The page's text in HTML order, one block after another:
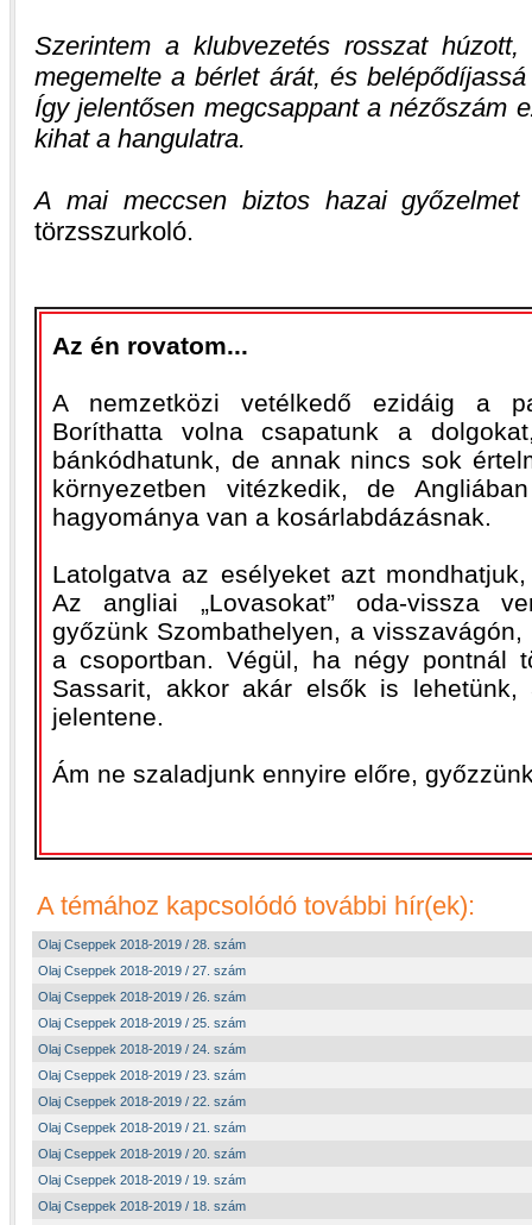
Szerintem a klubvezetés rosszat
megemelte a bérlet árát, és
Így jelentősen megcsappant a nézőszám
kihat a hangulatra.
A mai meccsen biztos hazai győzelmet
törzsszurkoló.
Az én rovatom...
A nemzetközi vetélkedő ezidáig a
Boríthatta volna csapatunk a
bánkódhatunk, de annak nincs sok
környezetben vitézkedik, de
hagyománya van a kosárlabdázásnak.
Latolgatva az esélyeket azt
Az angliai „Lovasokat” oda-vissza
győzünk Szombathelyen, a
a csoportban. Végül, ha négy pontnál
Sassarit, akkor akár elsők is
jelentene.
Ám ne szaladjunk ennyire előre,
A témához kapcsolódó további hír(ek):
Olaj Cseppek 2018-2019 / 28. szám
Olaj Cseppek 2018-2019 / 27. szám
Olaj Cseppek 2018-2019 / 26. szám
Olaj Cseppek 2018-2019 / 25. szám
Olaj Cseppek 2018-2019 / 24. szám
Olaj Cseppek 2018-2019 / 23. szám
Olaj Cseppek 2018-2019 / 22. szám
Olaj Cseppek 2018-2019 / 21. szám
Olaj Cseppek 2018-2019 / 20. szám
Olaj Cseppek 2018-2019 / 19. szám
Olaj Cseppek 2018-2019 / 18. szám